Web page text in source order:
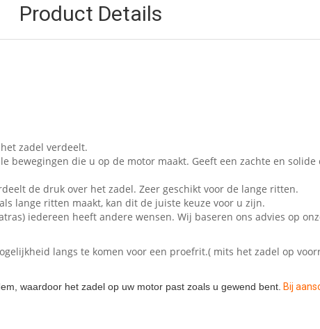
Product Details
zadel verdeelt.
bewegingen die u op de motor maakt. Geeft een zachte en
de druk over het zadel. Zeer geschikt voor de lange ritten.
lange ritten maakt, kan dit de juiste keuze voor u zijn.
iedereen heeft andere wensen. Wij baseren ons advies op
langs te komen voor een proefrit.( mits het zadel op
waardoor het zadel op uw motor past zoals u gewend bent. Bij